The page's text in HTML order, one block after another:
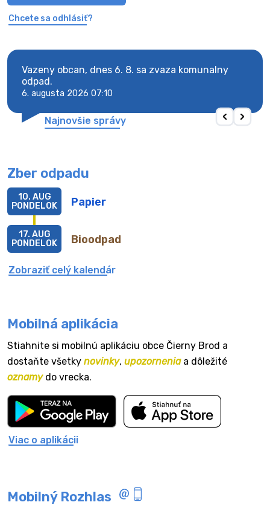
Chcete sa odhlásiť?
Vazeny obcan, dnes 6. 8. sa zvaza komunalny
odpad.
6. augusta 2026 07:10
Najnovšie správy
Zber odpadu
Papier
10. AUG
PONDELOK
Bioodpad
17. AUG
PONDELOK
Zobraziť celý kalendár
Mobilná aplikácia
Stiahnite si mobilnú aplikáciu obce Čierny Brod a
dostaňte všetky novinky, upozorneniaa dôležité
oznamydo vrecka.
Viac o aplikácii
Mobilný Rozhlas